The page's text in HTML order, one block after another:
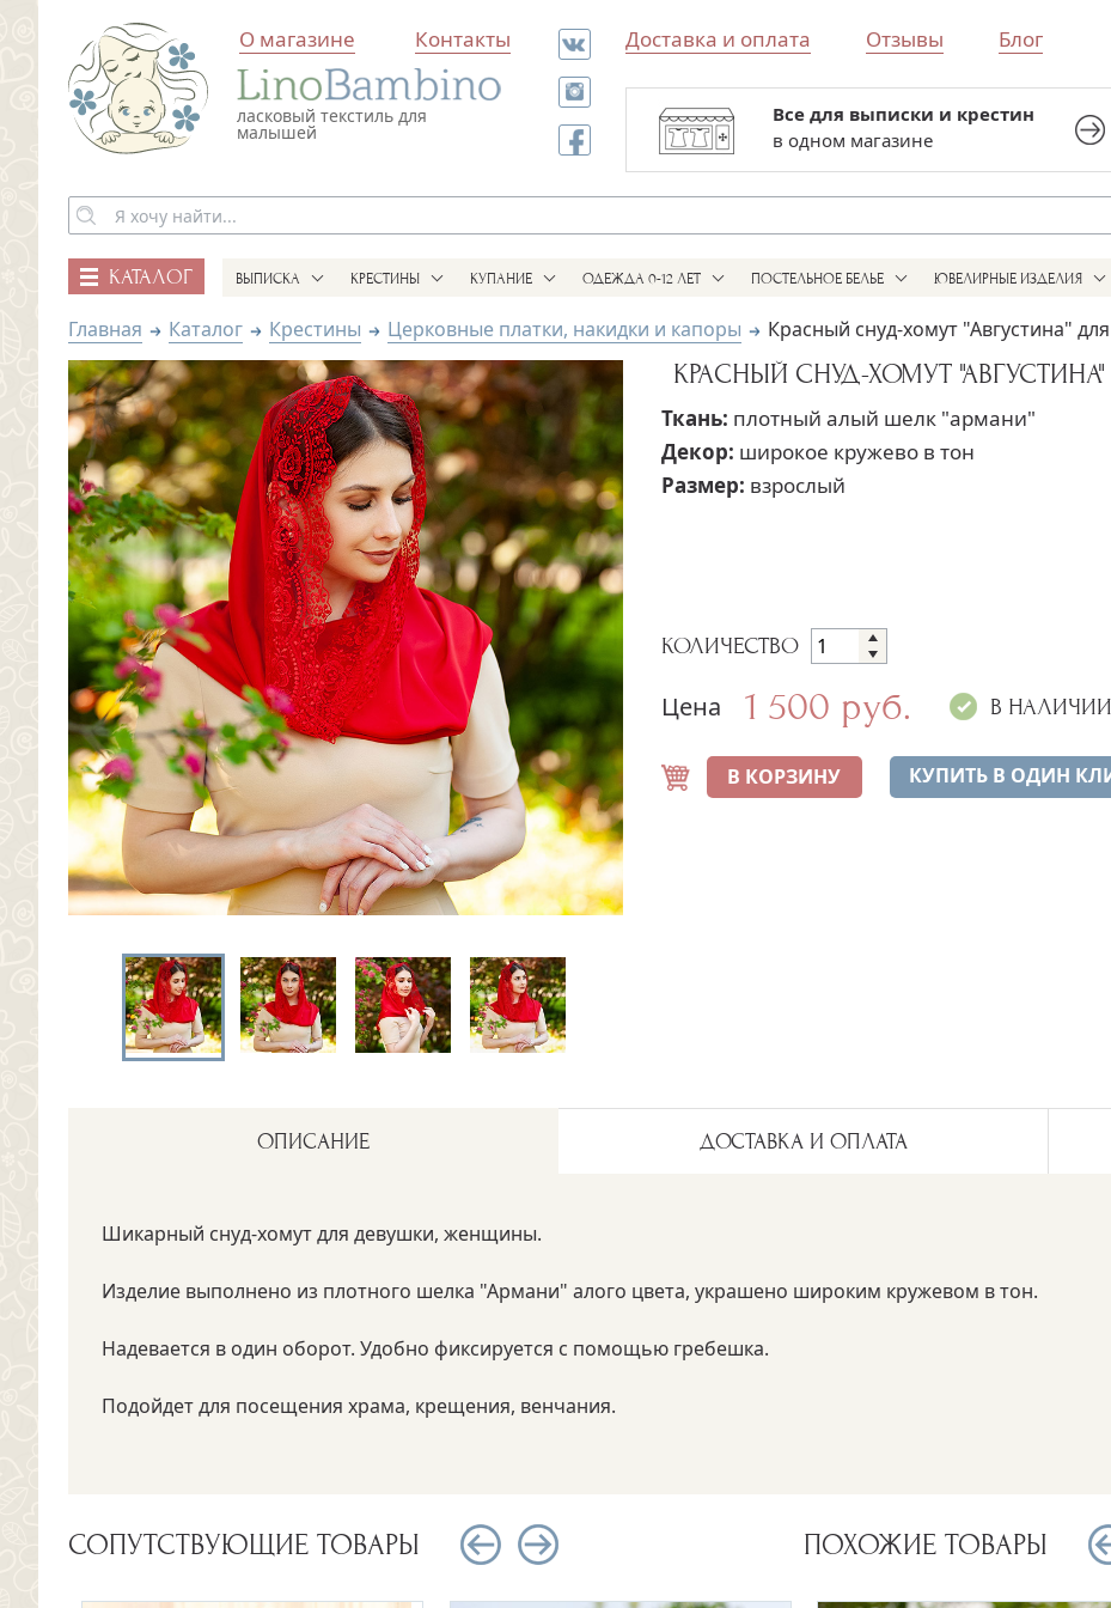
ласковый текстиль для
малышей
О магазине Контакты Доставка и оплата Отзывы Блог
Все для выписки и крестин
в одном магазине
Вышивка имени за 1 день
на крестильной одежде
КАТАЛОГ ВЫПИСКА КРЕСТИНЫ КУПАНИЕ ОДЕЖДА 0-12 ЛЕТ ПОСТЕЛЬНОЕ БЕЛЬЕ ЮВЕЛИРНЫЕ ИЗДЕЛИЯ
Главная Каталог Крестины Церковные платки, накидки и капоры Красный снуд-хомут "Августина"
КРАСНЫЙ СНУД-ХОМУТ "АВГУСТИНА"
Ткань: плотный алый шелк "армани"
Декор: широкое кружево в тон
Размер: взрослый
КОЛИЧЕСТВО
Цена 1 500 руб. В НАЛИЧИИ
В КОРЗИНУ КУПИТЬ В ОДИН
ОПИСАНИЕ ДОСТАВКА И ОПЛАТА
Шикарный снуд-хомут для девушки, женщины.
Изделие выполнено из плотного шелка "Армани" алого цвета, украшено широким кружевом в тон.
Надевается в один оборот. Удобно фиксируется с помощью гребешка.
Подойдет для посещения храма, крещения, венчания.
СОПУТСТВУЮЩИЕ ТОВАРЫ ПОХОЖИЕ ТОВАРЫ